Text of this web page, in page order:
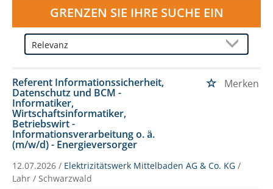
GRENZEN SIE IHRE SUCHE EIN
Referent Informationssicherheit,
Datenschutz und BCM -
Informatiker,
Wirtschaftsinformatiker,
Betriebswirt -
Informationsverarbeitung o. ä.
(m/w/d) - Energieversorger
Merken
12.07.2026 / Elektrizitätswerk Mittelbaden AG & Co. KG /
Lahr / Schwarzwald